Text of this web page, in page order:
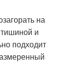
на
и
подходит